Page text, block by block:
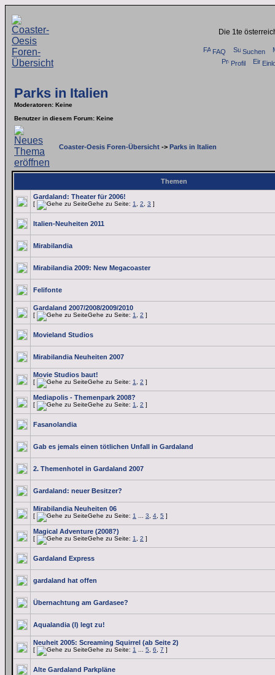
Die 1te
FAQ
Suchen
Profil
Parks in Italien
Moderatoren: Keine
Benutzer in diesem Forum: Keine
Coaster-Oesis Foren-Übersicht -> Parks in Italien
Themen
Gardaland: Theater für 2006!
[ Gehe zu Seite: 1 2 3 ]
Italien-Neuheiten 2011
Mirabilandia
Mirabilandia 2009: New Megacoaster
Felifonte
Gardaland 2007/2008/2009/2010
[ Gehe zu Seite: 1 2 ]
Movieland Studios
Mirabilandia Neuheiten 2007
Movie Studios baut!
[ Gehe zu Seite: 1 2 ]
Mediapolis - Themenpark 2008?
[ Gehe zu Seite: 1 2 ]
Fasanolandia
Gab es jemals einen tötlichen Unfall in Gardaland
2. Themenhotel in Gardaland 2007
Gardaland: neuer Besitzer?
Mirabilandia Neuheiten 06
[ Gehe zu Seite: 1 3 4 5 ]
Magical Adventure (2008?)
[ Gehe zu Seite: 1 2 ]
Gardaland Express
gardaland hat offen
Übernachtung am Gardasee?
Aqualandia (I) legt zu!
Neuheit 2005: Screaming Squirrel (ab Seite 2)
[ Gehe zu Seite: 1 5 6 7 ]
Alte Gardaland Parkpläne